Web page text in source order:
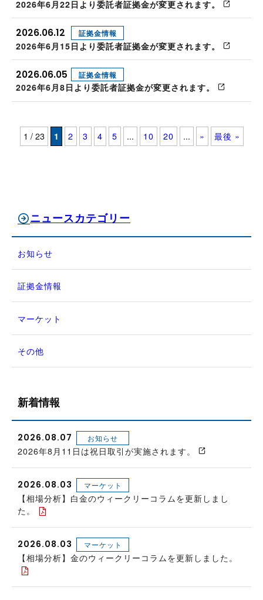
2026年6月22日より委託者証拠金が変更されます。
2026.06.12 証拠金情報
2026年6月15日より委託者証拠金が変更されます。
2026.06.05 証拠金情報
2026年6月8日より委託者証拠金が変更されます。
1 / 23 1 2 3 4 5 ... 10 20 ... » 最後 »
ニュースカテゴリー
お知らせ
証拠金情報
マーケット
その他
新着情報
2026.08.07 お知らせ
2026年8月11日は祝日取引が実施されます。
2026.08.03 マーケット
【相場分析】白金のウィークリーコラムを更新しまし
た。
2026.08.03 マーケット
【相場分析】金のウィークリーコラムを更新しました。